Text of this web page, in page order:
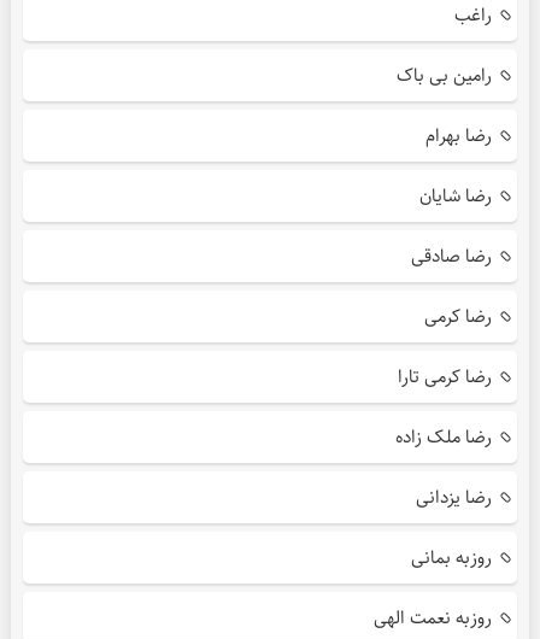
راغب
رامین بی باک
رضا بهرام
رضا شایان
رضا صادقی
رضا کرمی
رضا کرمی تارا
رضا ملک زاده
رضا یزدانی
روزبه بمانی
روزبه نعمت الهی